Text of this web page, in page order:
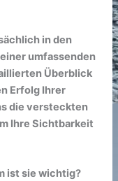
in den
umfassenden
Überblick
Erfolg Ihrer
die versteckten
Ihre Sichtbarkeit
ist sie wichtig?